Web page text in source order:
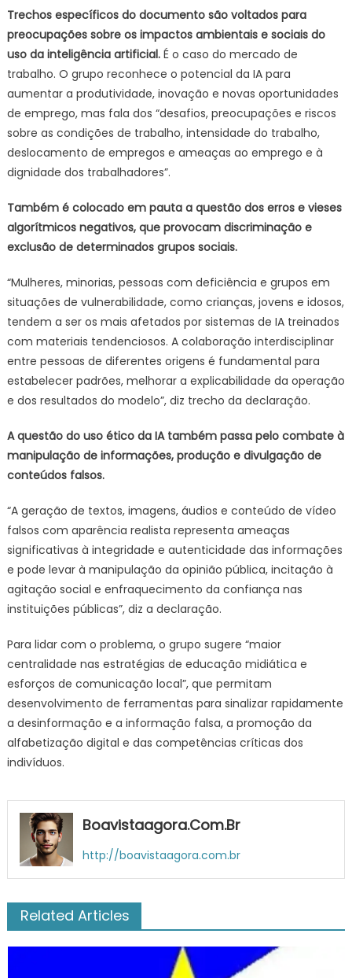
Trechos específicos do documento são voltados para
preocupações sobre os impactos ambientais e sociais do
uso da inteligência artificial.É o caso do mercado de
trabalho. O grupo reconhece o potencial da IA para
aumentar a produtividade, inovação e novas oportunidades
de emprego, mas fala dos “desafios, preocupações e riscos
sobre as condições de trabalho, intensidade do trabalho,
deslocamento de empregos e ameaças ao emprego e à
dignidade dos trabalhadores”.
Também é colocado em pauta a questão dos erros e vieses
algorítmicos negativos, que provocam discriminação e
exclusão de determinados grupos sociais.
“Mulheres, minorias, pessoas com deficiência e grupos em
situações de vulnerabilidade, como crianças, jovens e idosos,
tendem a ser os mais afetados por sistemas de IA treinados
com materiais tendenciosos. A colaboração interdisciplinar
entre pessoas de diferentes origens é fundamental para
estabelecer padrões, melhorar a explicabilidade da operação
e dos resultados do modelo”, diz trecho da declaração.
A questão do uso ético da IA também passa pelo combate à
manipulação de informações, produção e divulgação de
conteúdos falsos.
“A geração de textos, imagens, áudios e conteúdo de vídeo
falsos com aparência realista representa ameaças
significativas à integridade e autenticidade das informações
e pode levar à manipulação da opinião pública, incitação à
agitação social e enfraquecimento da confiança nas
instituições públicas”, diz a declaração.
Para lidar com o problema, o grupo sugere “maior
centralidade nas estratégias de educação midiática e
esforços de comunicação local”, que permitam
desenvolvimento de ferramentas para sinalizar rapidamente
a desinformação e a informação falsa, a promoção da
alfabetização digital e das competências críticas dos
indivíduos.
Boavistaagora.com.br
http://boavistaagora.com.br
Related Articles